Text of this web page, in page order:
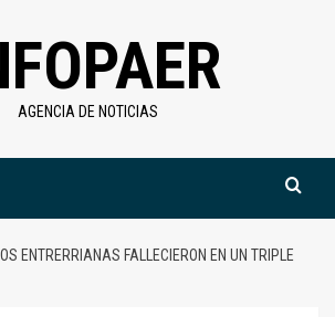
AGENCIA DE NOTICIAS
ENTRERRIANAS FALLECIERON EN UN TRIPLE